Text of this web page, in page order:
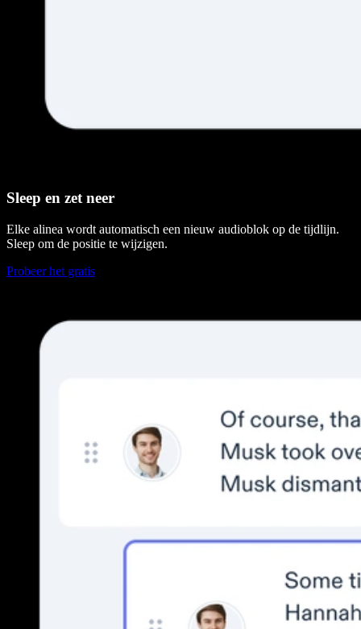
Sleep en zet neer
Elke alinea wordt automatisch een nieuw audioblok op de tijdlijn.
Sleep om de positie te wijzigen.
Probeer het gratis